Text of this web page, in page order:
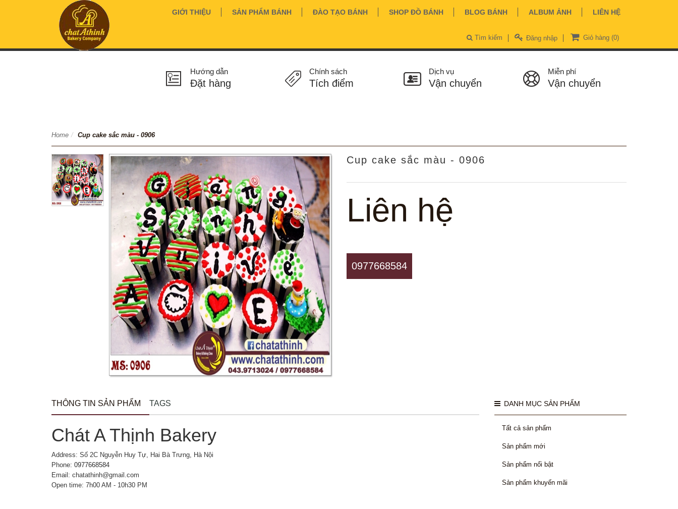
GIỚI THIỆU SẢN PHẨM BÁNH ĐÀO TẠO BÁNH SHOP ĐỒ BÁNH BLOG BÁNH ALBUM ẢNH LIÊN HỆ
Giỏ hàng (0)
Đăng nhập
Tìm kiếm
Hướng dẫn
Đặt hàng
Chính sách
Tích điểm
Dịch vụ
Vận chuyển
Miễn phí
Vận chuyển
Home / Cup cake sắc màu - 0906
Cup cake sắc màu - 0906
Liên hệ
0977668584
THÔNG TIN SẢN PHẨM TAGS
Chát A Thịnh Bakery
Address: Số 2C Nguyễn Huy Tự, Hai Bà Trưng, Hà Nội
Phone: 0977668584
Email: chatathinh@gmail.com
Open time: 7h00 AM - 10h30 PM
DANH MỤC SẢN PHẨM
Tất cả sản phẩm
Sản phẩm mới
Sản phẩm nổi bật
Sản phẩm khuyến mãi